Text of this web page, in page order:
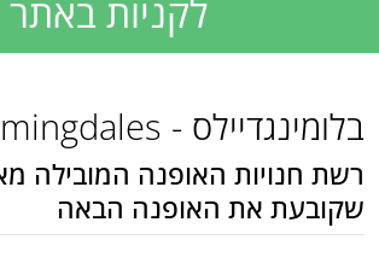
לקניות באתר
בלומינגדיילס - Bloomingdales
רשת חנויות האופנה המובילה
שקובעת את האופנה הבאה